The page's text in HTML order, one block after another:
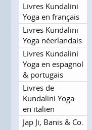
Livres Kundalini
Yoga en français
Livres Kundalini
Yoga néerlandais
Livres Kundalini
Yoga en espagnol
& portugais
Livres de
Kundalini Yoga
en italien
Jap Ji, Banis & Co.